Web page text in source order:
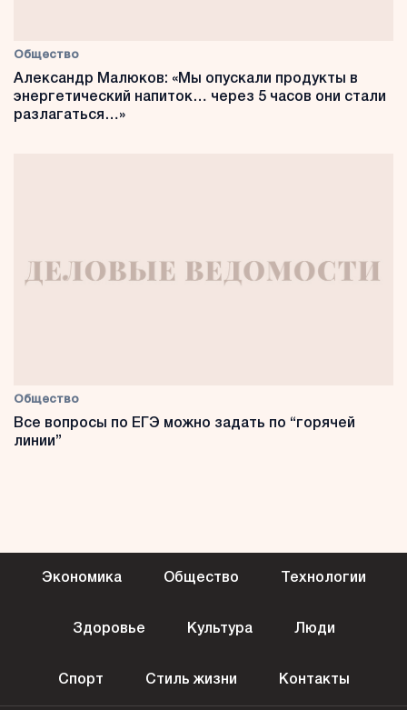
Общество
Александр Малюков: «Мы опускали продукты в
энергетический напиток… через 5 часов они стали
разлагаться…»
Общество
Все вопросы по ЕГЭ можно задать по “горячей
линии”
Экономика Общество Технологии
Здоровье Культура Люди
Спорт Стиль жизни Контакты